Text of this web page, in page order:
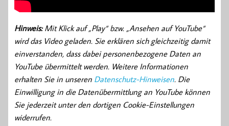
Hinweis:Mit Klick auf „Play“ bzw. „Ansehen auf YouTube“
wird das Video geladen. Sie erklären sich gleichzeitig damit
einverstanden, dass dabei personenbezogene Daten an
YouTube übermittelt werden. Weitere Informationen
erhalten Sie in unseren Datenschutz-Hinweisen. Die
Einwilligung in die Datenübermittlung an YouTube können
Sie jederzeit unter den dortigen Cookie-Einstellungen
widerrufen.